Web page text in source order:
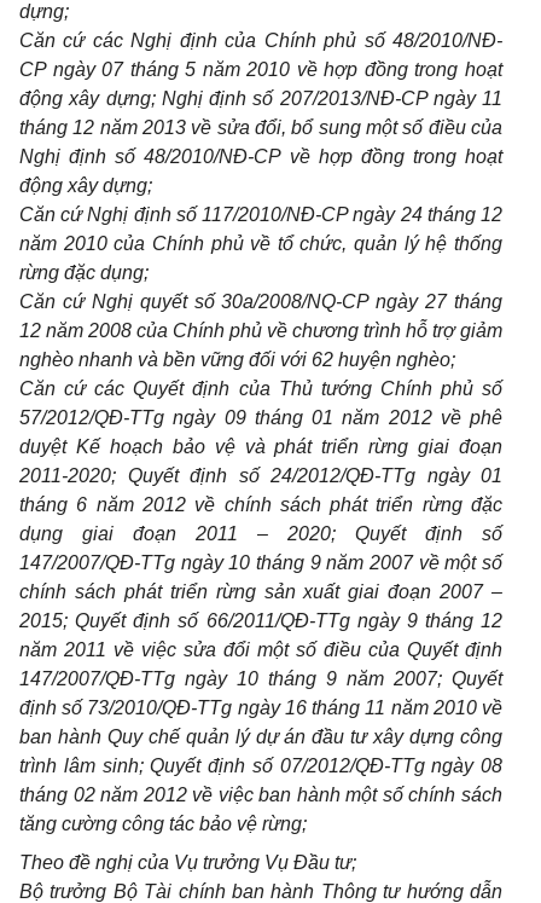
dựng;
Căn cứ các Nghị định của Chính phủ số 48/2010/NĐ-
CP ngày 07 tháng 5 năm 2010 về hợp đồng trong hoạt
động xây dựng; Nghị định số 207/2013/NĐ-CP ngày 11
tháng 12 năm 2013 về sửa đổi, bổ sung một số điều của
Nghị định số 48/2010/NĐ-CP về hợp đồng trong hoạt
động xây dựng;
Căn cứ Nghị định số 117/2010/NĐ-CP ngày 24 tháng 12
năm 2010 của Chính phủ về tổ chức, quản lý hệ thống
rừng đặc dụng;
Căn cứ Nghị quyết số 30a/2008/NQ-CP ngày 27 tháng
12 năm 2008 của Chính phủ về chương trình hỗ trợ giảm
nghèo nhanh và bền vững đối với 62 huyện nghèo;
Căn cứ các Quyết định của Thủ tướng Chính phủ số
57/2012/QĐ-TTg ngày 09 tháng 01 năm 2012 về phê
duyệt Kế hoạch bảo vệ và phát triển rừng giai đoạn
2011-2020; Quyết định số 24/2012/QĐ-TTg ngày 01
tháng 6 năm 2012 về chính sách phát triển rừng đặc
dụng giai đoạn 2011 – 2020; Quyết định số
147/2007/QĐ-TTg ngày 10 tháng 9 năm 2007 về một số
chính sách phát triển rừng sản xuất giai đoạn 2007 –
2015; Quyết định số 66/2011/QĐ-TTg ngày 9 tháng 12
năm 2011 về việc sửa đổi một số điều của Quyết định
147/2007/QĐ-TTg ngày 10 tháng 9 năm 2007; Quyết
định số 73/2010/QĐ-TTg ngày 16 tháng 11 năm 2010 về
ban hành Quy chế quản lý dự án đầu tư xây dựng công
trình lâm sinh; Quyết định số 07/2012/QĐ-TTg ngày 08
tháng 02 năm 2012 về việc ban hành một số chính sách
tăng cường công tác bảo vệ rừng;
Theo đề nghị của Vụ trưởng Vụ Đầu tư;
Bộ trưởng Bộ Tài chính ban hành Thông tư hướng dẫn